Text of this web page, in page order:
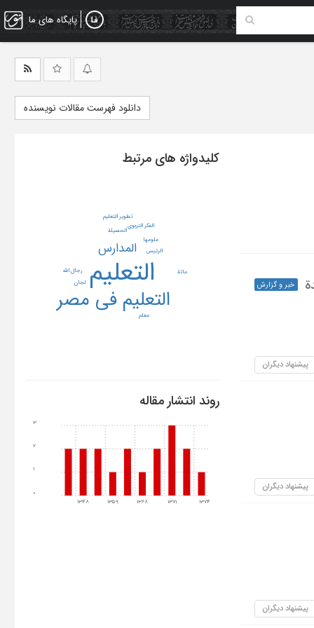
پایگاه های ما
دانلود فهرست مقالات نویسنده
خبر و گزارش
پیشنهاد دیگران
پیشنهاد دیگران
پیشنهاد دیگران
کلیدواژه های مرتبط
التعلیم
التعلیم فی مصر
المدارس
الحصیلة
الرئیس
الفکر التربوی
تطویر التعلیم
رجال الله
علومها
لجان
مائة
معلم
روند انتشار مقاله
1348 1359 1368 1371 1374
0
1
2
3